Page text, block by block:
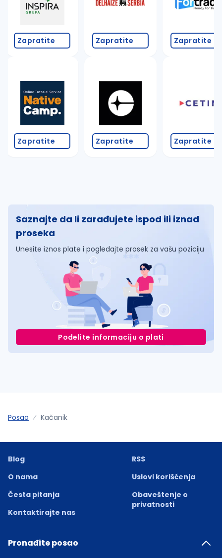
Zapratite
Zapratite
Zapratite
Zapratite
Zapratite
Zapratite
Saznajte da li zarađujete ispod ili iznad
proseka
Unesite iznos plate i pogledajte prosek za vašu poziciju
Podelite informaciju o plati
Posao Kačanik
Blog
O nama
Česta pitanja
Kontaktirajte nas
RSS
Uslovi korišćenja
Obaveštenje o
privatnosti
Pronađite posao